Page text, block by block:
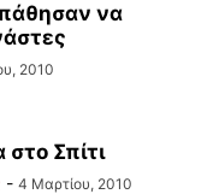
να
2010
Σπίτι
- 4 Μαρτίου, 2010